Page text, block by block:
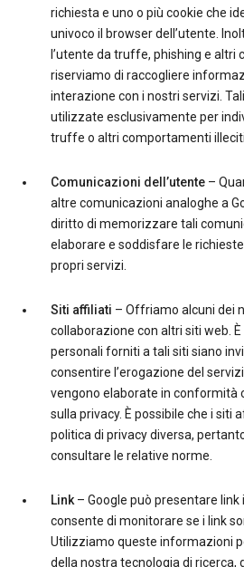
richiesta e uno o più cookie che
univoco il browser dell’utente.
l’utente da truffe, phishing e altri
riserviamo di raccogliere
interazione con i nostri servizi.
utilizzate esclusivamente per
truffe o altri comportamenti illeciti.
Comunicazioni dell’utente –
altre comunicazioni analoghe a
diritto di memorizzare tali
elaborare e soddisfare le
propri servizi.
Siti affiliati – Offriamo alcuni dei
collaborazione con altri siti web.
personali forniti a tali siti siano
consentire l’erogazione del
vengono elaborate in conformità
sulla privacy. È possibile che i siti
politica di privacy diversa,
consultare le relative norme.
Link – Google può presentare
consente di monitorare se i link
Utilizziamo queste informazioni
della nostra tecnologia di ricerca,